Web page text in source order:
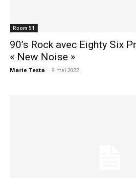
Room 51
90’s Rock avec Eighty Six
« New Noise »
Marie Testa - 8 mai 2022